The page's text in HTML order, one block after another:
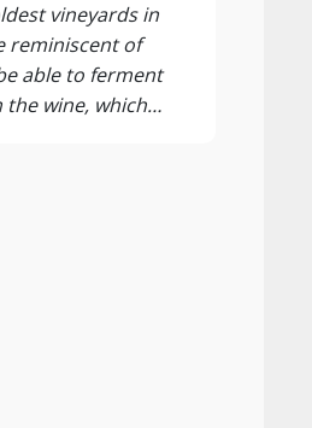
vineyards in
reminiscent of
able to ferment
wine, which